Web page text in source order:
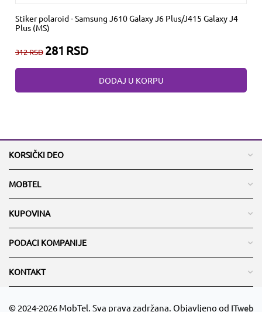
Stiker polaroid - Samsung J610 Galaxy J6 Plus/J415 Galaxy J4
Plus (MS)
312RSD 281 RSD
DODAJ U KORPU
KORSIČKI DEO
MOBTEL
KUPOVINA
PODACI KOMPANIJE
KONTAKT
© 2024-2026 MobTel. Sva prava zadržana. Objavljeno od ITweb